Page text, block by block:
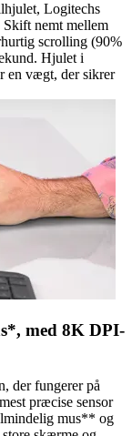
Logitechs
nemt mellem
scrolling (90%
Hjulet i
en vægt, der sikrer
med 8K DPI-
der fungerer på
præcise sensor
mus** og